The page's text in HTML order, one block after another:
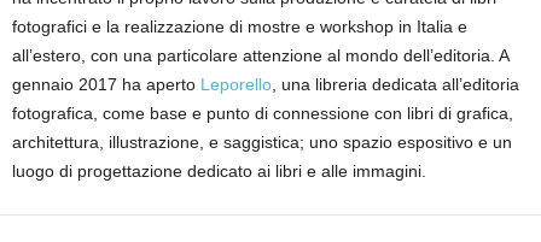
fotografici e la realizzazione di mostre e workshop in Italia e
all’estero, con una particolare attenzione al mondo dell’editoria. A
gennaio 2017 ha aperto Leporello , una libreria dedicata all’editoria
fotografica, come base e punto di connessione con libri di grafica,
architettura, illustrazione, e saggistica; uno spazio espositivo e un
luogo di progettazione dedicato ai libri e alle immagini.